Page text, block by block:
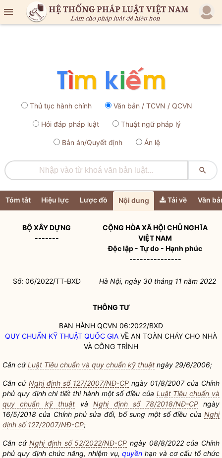

Thủ tục hành chính Văn bản / TCVN / QCVN
Hỏi đáp pháp luật Thuật ngữ pháp lý
Bản án/Quyết định Án lệ

Tóm tắt Hiệu lực Lược đồ Nội dung Tải về Văn
BỘ XÂY DỰNG
-------
CỘNG HÒA XÃ HỘI CHỦ NGHĨA
VIỆT NAM
Độc lập - Tự do - Hạnh phúc
---------------
Số: 06/2022/TT-BXD Hà Nội, ngày 30 tháng 11 năm 2022
THÔNG TƯ
BAN HÀNH QCVN 06:2022/BXD
QUY CHUẨN KỸ THUẬT QUỐC GIA VỀ AN TOÀN CHÁY CHO NHÀ
VÀ CÔNG TRÌNH
Căn cứLuật Tiêu chuẩn và quy chuẩn kỹ thuật ngày 29/6/2006;
Căn cứ Nghị định số 127/2007/NĐ-CP ngày 01/8/2007 của Chính
phủ quy định chi tiết thi hành một số điều của Luật Tiêu chuẩn và
quy chuẩn kỹ thuật vàNghị định số 78/2018/NĐ-CPngày
16/5/2018 của Chính phủ sửa đổi, bổ sung một số điều của Nghị
định số 127/2007/NĐ-CP;
Căn cứNghị định số 52/2022/NĐ-CP ngày 08/8/2022 của Chính
phủ quy định chức năng, nhiệm vụ,quyền hạn và cơ cấu tổ chức